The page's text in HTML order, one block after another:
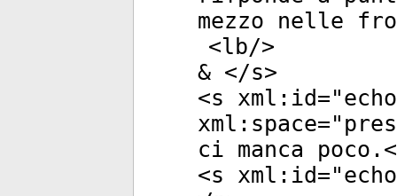
mezzo nelle
<lb/>
& </s>
<s xml:id="
xml:space="
ci manca
<s xml:id="